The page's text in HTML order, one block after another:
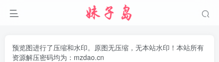
预览图进行了压缩和水印。原图无压缩，无本站水印！本站所有
资源解压密码均为：mzdao.cn